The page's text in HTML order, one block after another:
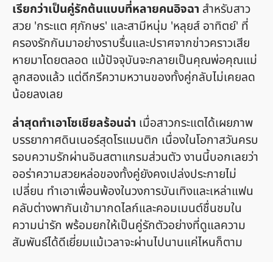
เรียกว่าเป็นคู่รักต้นแบบที่หลายคนอิจฉา สำหรับสาว
สวย 'กระแต ศุภักษร' และสามีหนุ่ม 'หลุยส์ อาทิตย์' ที่
ครองรักกันมาอย่างราบรื่นและปราศจากข่าวคราวเสีย
หายมาโดยตลอด แม้ปัจจุบันจะกลายเป็นคุณพ่อคุณแม่
ลูกสองแล้ว แต่ดีกรีความหวานของทั้งคู่กลับไม่เคยลด
น้อยลงเลย
ล่าสุดทำเอาโซเชียลร้อนฉ่า เมื่อสาวกระแตได้เผยภาพ
บรรยากาศดินเนอร์สุดโรแมนติก เนื่องในโอกาสวันครบ
รอบความรักผ่านอินสตาแกรมส่วนตัว งานนี้บอกเลยว่า
ออร่าความสวยหล่อของทั้งคู่ยังคงเปล่งประกายไม่
เปลี่ยน ทำเอาเพื่อนพ้องในวงการบันเทิงและเหล่าแฟน
คลับต่างพากันเข้ามากดไลก์และคอมเมนต์ชื่นชมใน
ความน่ารัก พร้อมยกให้เป็นคู่รักตัวอย่างที่ดูแลความ
สัมพันธ์ได้ดีเยี่ยมแม้เวลาจะผ่านไปนานแค่ไหนก็ตาม